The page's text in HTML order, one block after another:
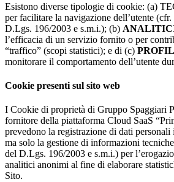
Esistono diverse tipologie di cookie: (a)
per facilitare la navigazione dell’utente
D.Lgs. 196/2003 e s.m.i.); (b)
l’efficacia di un servizio fornito o per
“traffico” (scopi statistici); e di (c)
monitorare il comportamento dell’utente
Cookie presenti sul sito web
I Cookie di proprietà di Gruppo Spaggiari
fornitore della piattaforma Cloud SaaS
prevedono la registrazione di dati
ma solo la gestione di informazioni
del D.Lgs. 196/2003 e s.m.i.) per
analitici anonimi al fine di elaborare
Sito.